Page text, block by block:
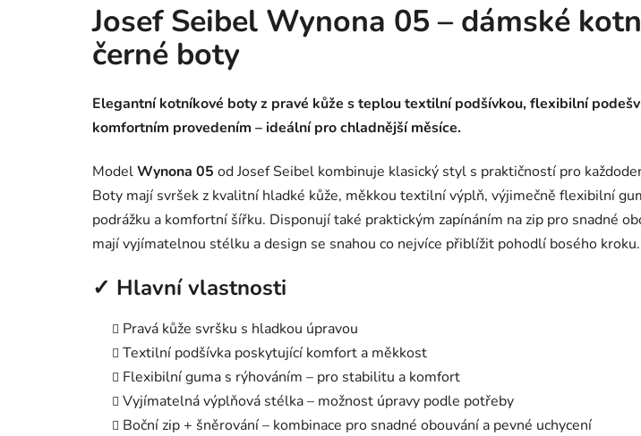
Josef Seibel Wynona 05 – dámské
černé boty
Elegantní kotníkové boty z pravé kůže s teplou textilní podšívkou, flexibilní
komfortním provedením – ideální pro chladnější měsíce.
ModelWynona 05 od Josef Seibel kombinuje klasický styl s praktičností pro
Boty mají svršek z kvalitní hladké kůže, měkkou textilní výplň, výjimečně flexibilní
podrážku a komfortní šířku. Disponují také praktickým zapínáním na zip pro snadné
mají vyjímatelnou stélku a design se snahou co nejvíce přiblížit pohodlí bosého kroku.
✓ Hlavní vlastnosti
Pravá kůže svršku s hladkou úpravou
Textilní podšívka poskytující komfort a měkkost
Flexibilní guma s rýhováním – pro stabilitu a komfort
Vyjímatelná výplňová stélka – možnost úpravy podle potřeby
Boční zip + šněrování – kombinace pro snadné obouvání a pevné uchycení